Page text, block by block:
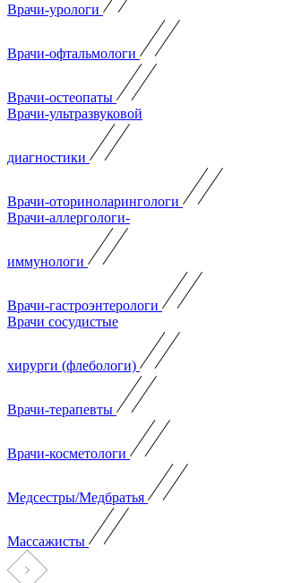
Врачи-урологи
Врачи-офтальмологи
Врачи-остеопаты
Врачи-ультразвуковой
диагностики
Врачи-оториноларингологи
Врачи-аллергологи-
иммунологи
Врачи-гастроэнтерологи
Врачи сосудистые
хирурги (флебологи)
Врачи-терапевты
Врачи-косметологи
Медсестры/Медбратья
Массажисты